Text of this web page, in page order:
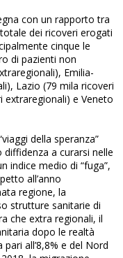
con un rapporto tra
dei ricoveri erogati
cinque le
di pazienti non
Emilia-
Lazio (79 mila ricoveri
extraregionali) e Veneto
della speranza”
a curarsi nelle
indice medio di “fuga”,
all’anno
regione, la
strutture sanitarie di
che extra regionali, il
dopo le realtà
all’8,8% e del Nord